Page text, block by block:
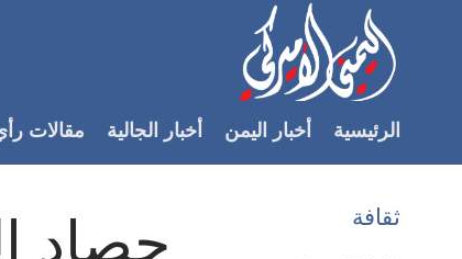
Accessibility
الرئيسي
الأقسام
الرئيسية أخبار اليمن أخبار الجالية مقالات
ثقافة